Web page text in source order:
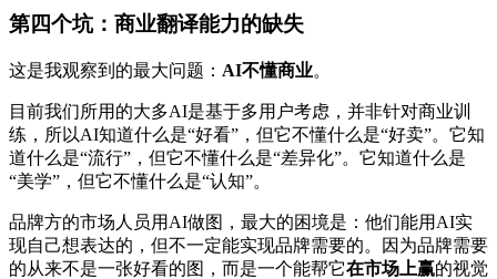
第四个坑：商业翻译能力的缺失
这是我观察到的最大问题： AI不懂商业。
目前我们所用的大多AI是基于多用户考虑，并非针对商业训
练，所以AI知道什么是“好看”，但它不懂什么是“好卖”。它知
道什么是“流行”，但它不懂什么是“差异化”。它知道什么是
“美学”，但它不懂什么是“认知”。
品牌方的市场人员用AI做图，最大的困境是：他们能用AI实
现自己想表达的，但不一定能实现品牌需要的。因为品牌需要
的从来不是一张好看的图，而是一个能帮它在市场上赢的视觉